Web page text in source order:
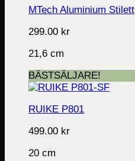
MTech Aluminium Stilett
299.00 kr
21,6 cm
BÄSTSÄLJARE!
RUIKE P801
499.00 kr
20 cm